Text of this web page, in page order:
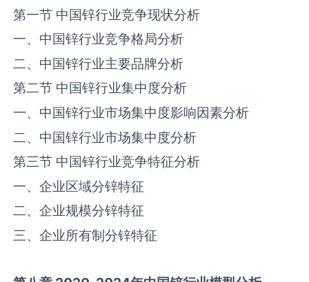
第一节 中国‌锌‌行业竞争现状分析
一、中国‌锌‌行业竞争格局分析
二、中国‌锌‌行业主要品牌分析
第二节 中国‌锌‌行业集中度分析
一、中国‌锌‌行业市场集中度影响因素分析
二、中国‌锌‌行业市场集中度分析
第三节 中国‌锌‌行业竞争特征分析
一、企业区域分锌特征
二、企业规模分锌特征
三、企业所有制分锌特征